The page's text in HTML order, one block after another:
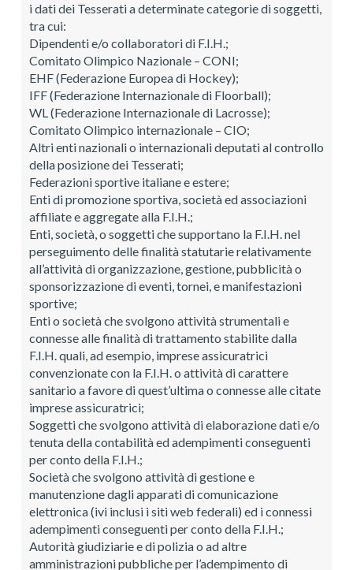
i dati dei Tesserati a determinate categorie di soggetti,
tra cui:
Dipendenti e/o collaboratori di F.I.H.;
Comitato Olimpico Nazionale – CONI;
EHF (Federazione Europea di Hockey);
IFF (Federazione Internazionale di Floorball);
WL (Federazione Internazionale di Lacrosse);
Comitato Olimpico internazionale – CIO;
Altri enti nazionali o internazionali deputati al controllo
della posizione dei Tesserati;
Federazioni sportive italiane e estere;
Enti di promozione sportiva, società ed associazioni
affiliate e aggregate alla F.I.H.;
Enti, società, o soggetti che supportano la F.I.H. nel
perseguimento delle finalità statutarie relativamente
all’attività di organizzazione, gestione, pubblicità o
sponsorizzazione di eventi, tornei, e manifestazioni
sportive;
Enti o società che svolgono attività strumentali e
connesse alle finalità di trattamento stabilite dalla
F.I.H. quali, ad esempio, imprese assicuratrici
convenzionate con la F.I.H. o attività di carattere
sanitario a favore di quest’ultima o connesse alle citate
imprese assicuratrici;
Soggetti che svolgono attività di elaborazione dati e/o
tenuta della contabilità ed adempimenti conseguenti
per conto della F.I.H.;
Società che svolgono attività di gestione e
manutenzione dagli apparati di comunicazione
elettronica (ivi inclusi i siti web federali) ed i connessi
adempimenti conseguenti per conto della F.I.H.;
Autorità giudiziarie e di polizia o ad altre
amministrazioni pubbliche per l’adempimento di